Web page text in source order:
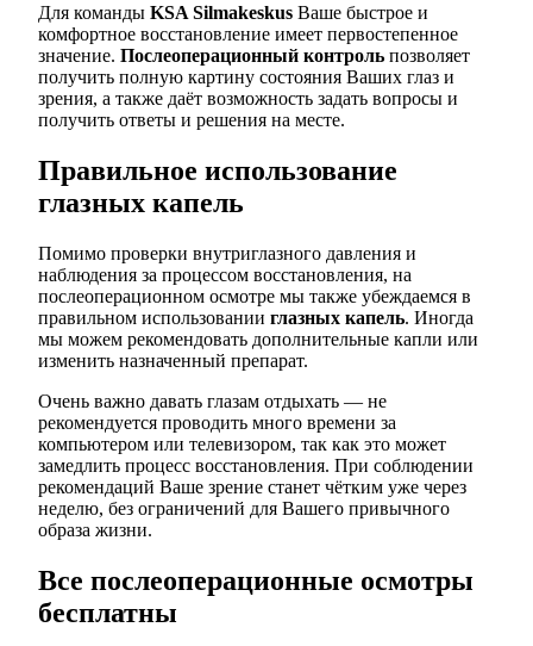
Для команды KSA Silmakeskus Ваше быстрое и
комфортное восстановление имеет первостепенное
значение. Послеоперационный контроль позволяет
получить полную картину состояния Ваших глаз и
зрения, а также даёт возможность задать вопросы и
получить ответы и решения на месте.
Правильное использование
глазных капель
Помимо проверки внутриглазного давления и
наблюдения за процессом восстановления, на
послеоперационном осмотре мы также убеждаемся в
правильном использовании глазных капель. Иногда
мы можем рекомендовать дополнительные капли или
изменить назначенный препарат.
Очень важно давать глазам отдыхать — не
рекомендуется проводить много времени за
компьютером или телевизором, так как это может
замедлить процесс восстановления. При соблюдении
рекомендаций Ваше зрение станет чётким уже через
неделю, без ограничений для Вашего привычного
образа жизни.
Все послеоперационные осмотры
бесплатны